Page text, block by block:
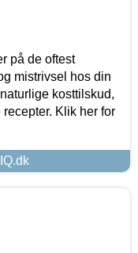
på de oftest
mistrivsel hos din
kosttilskud,
Klik her for